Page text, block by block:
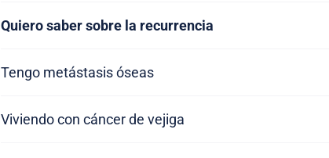
Quiero saber sobre la recurrencia
Tengo metástasis óseas
Viviendo con cáncer de vejiga